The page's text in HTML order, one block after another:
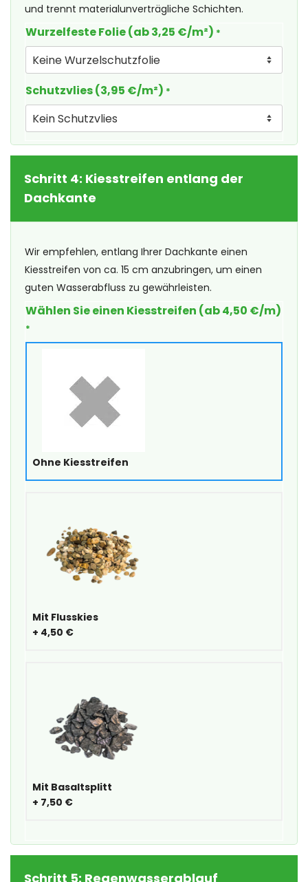
und trennt materialunverträgliche Schichten.
Wurzelfeste Folie (ab 3,25 €/m²) *
Schutzvlies (3,95 €/m²) *
Schritt 4: Kiesstreifen entlang der
Dachkante
Wir empfehlen, entlang Ihrer Dachkante einen
Kiesstreifen von ca. 15 cm anzubringen, um einen
guten Wasserabfluss zu gewährleisten.
Wählen Sie einen Kiesstreifen (ab 4,50 €/m)
*
Ohne Kiesstreifen
Mit Flusskies
+ 4,50 €
Mit Basaltsplitt
+ 7,50 €
Schritt 5: Regenwasserablauf